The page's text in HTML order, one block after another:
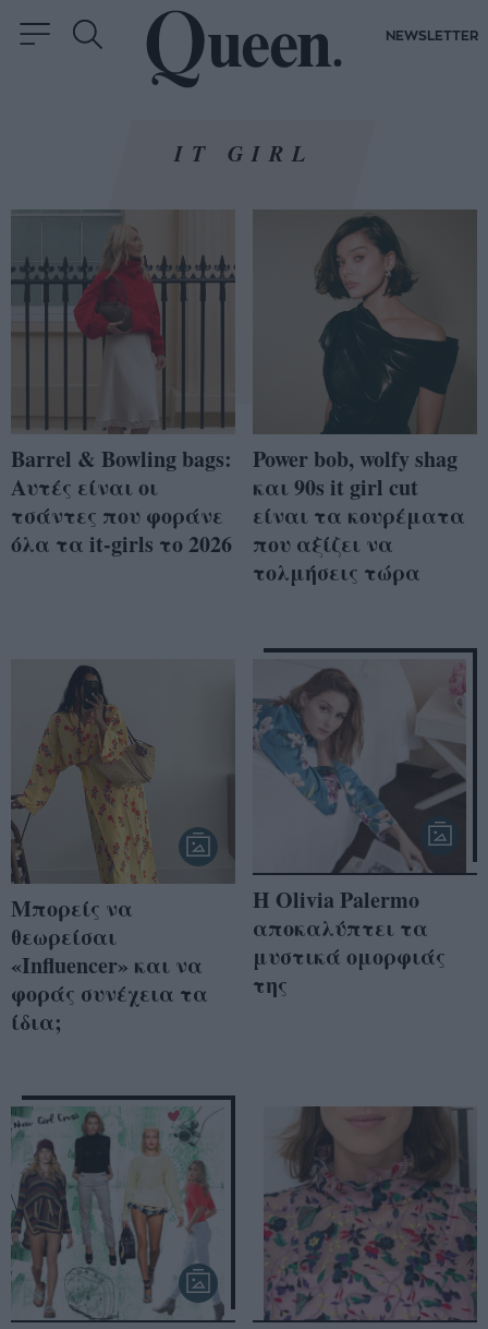
NEWSLETTER
IT GIRL
Barrel & Bowling bags:
Αυτές είναι οι
τσάντες που φοράνε
όλα τα it-girls το 2026
Power bob, wolfy shag
και 90s it girl cut
είναι τα κουρέματα
που αξίζει να
τολμήσεις τώρα
Mπορείς να
θεωρείσαι
«Influencer» και να
φοράς συνέχεια τα
ίδια;
Η Olivia Palermo
αποκαλύπτει τα
μυστικά ομορφιάς
της